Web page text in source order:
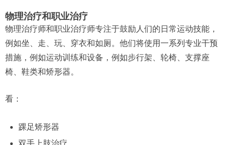
物理治疗和职业治疗
物理治疗师和职业治疗师专注于鼓励人们的日常运动技能，
例如坐、走、玩、穿衣和如厕。他们将使用一系列专业干预
措施，例如运动训练和设备，例如步行架、轮椅、支撑座
椅、鞋类和矫形器。
看：
踝足矫形器